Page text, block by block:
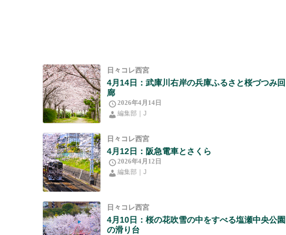
日々コレ西宮
4月14日：武庫川右岸の兵庫ふるさと桜づつみ回
廊
2026年4月14日
編集部｜J
日々コレ西宮
4月12日：阪急電車とさくら
2026年4月12日
編集部｜J
日々コレ西宮
4月10日：桜の花吹雪の中をすべる塩瀬中央公園
の滑り台